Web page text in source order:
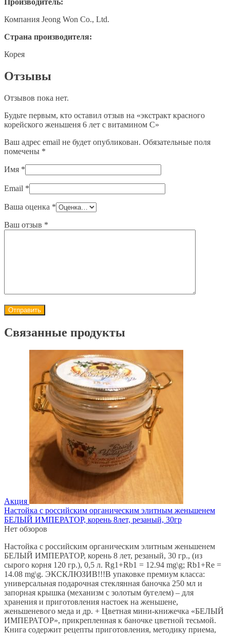
Производитель:
Компания Jeong Won Co., Ltd.
Страна производителя:
Корея
Отзывы
Отзывов пока нет.
Будьте первым, кто оставил отзыв на «экстракт красного
корейского женьшеня 6 лет с витамином С»
Ваш адрес email не будет опубликован. Обязательные поля
помечены *
Имя *
Email *
Ваша оценка *
Ваш отзыв *
Связанные продукты
Акция
Настойка с российским органическим элитным женьшенем
БЕЛЫЙ ИМПЕРАТОР, корень 8лет, резаный, 30гр
Нет обзоров
Настойка с российским органическим элитным женьшенем
БЕЛЫЙ ИМПЕРАТОР, корень 8 лет, резаный, 30 гр., (из
сырого корня 120 гр.), 0,5 л. Rg1+Rb1 = 12.94 mg\g; Rb1+Re =
14.08 mg\g. ЭКСКЛЮЗИВ!!!В упаковке премиум класса:
универсальная подарочная стеклянная баночка 250 мл и
запорная крышка (механизм с золотым бугелем) – для
хранения и приготовления настоек на женьшене,
женьшеневого меда и др. + Цветная мини-книжечка «БЕЛЫЙ
ИМПЕРАТОР», прикрепленная к баночке цветной тесьмой.
Книга содержит рецепты приготовления, методику приема,